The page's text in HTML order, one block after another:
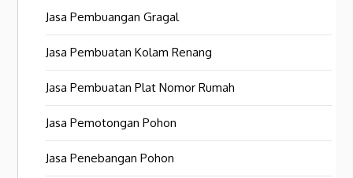
Jasa Pembuangan Gragal
Jasa Pembuatan Kolam Renang
Jasa Pembuatan Plat Nomor Rumah
Jasa Pemotongan Pohon
Jasa Penebangan Pohon